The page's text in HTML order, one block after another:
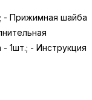
- Прижимная шайба
1шт.; - Инструкция